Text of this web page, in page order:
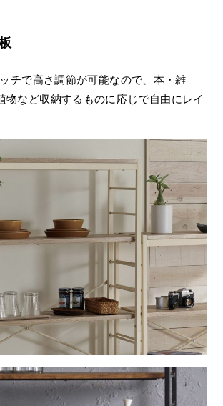
チで高さ調節が可能なので、本・雑
物など収納するものに応じで自由にレイ